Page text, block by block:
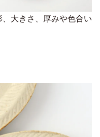
大きさ、厚みや色合い